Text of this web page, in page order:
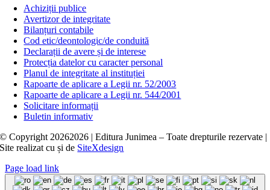
Achiziții publice
Avertizor de integritate
Bilanțuri contabile
Cod etic/deontologic/de conduită
Declarații de avere și de interese
Protecția datelor cu caracter personal
Planul de integritate al instituției
Rapoarte de aplicare a Legii nr. 52/2003
Rapoarte de aplicare a Legii nr. 544/2001
Solicitare informații
Buletin informativ
© Copyright 20262026 | Editura Junimea – Toate drepturile rezervate |
Site realizat cușide SiteXdesign
Page load link